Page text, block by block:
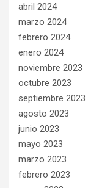
abril 2024
marzo 2024
febrero 2024
enero 2024
noviembre 2023
octubre 2023
septiembre 2023
agosto 2023
junio 2023
mayo 2023
marzo 2023
febrero 2023